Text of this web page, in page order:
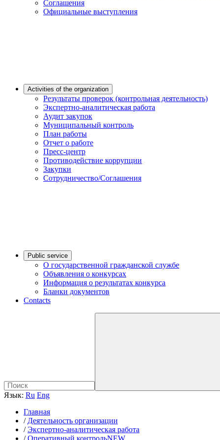
Соглашения
Официальные выступления
Activities of the organization
Результаты проверок (контрольная деятельность)
Экспертно-аналитическая работа
Аудит закупок
Муниципальный контроль
План работы
Отчет о работе
Пресс-центр
Противодействие коррупции
Закупки
Сотрудничество/Соглашения
Public service
О государственной гражданской службе
Объявления о конкурсах
Информация о результатах конкурса
Бланки документов
Contacts
Язык: Ru Eng
Главная
/ Деятельность организации
/ Экспертно-аналитическая работа
/ Оперативный контрольNEW